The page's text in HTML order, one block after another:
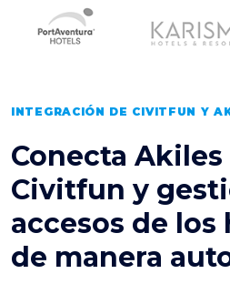
INTEGRACIÓN DE CIVITFUN Y
Conecta Akiles
Civitfun y
accesos de los
de manera